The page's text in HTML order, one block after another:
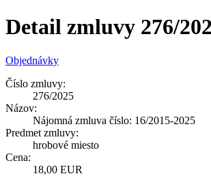
Detail zmluvy 276/
Objednávky
Číslo zmluvy:
276/2025
Názov:
Nájomná zmluva číslo: 16/2015-2025
Predmet zmluvy:
hrobové miesto
Cena:
18,00 EUR